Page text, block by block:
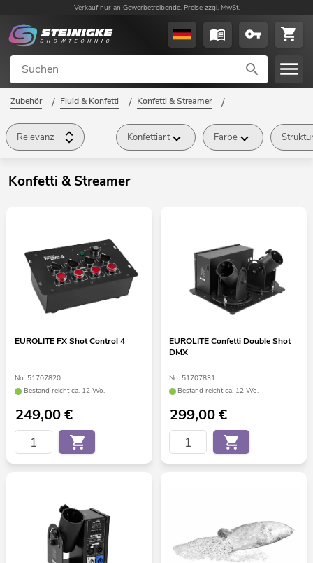
Verkauf nur an Gewerbetreibende. Preise zzgl. MwSt.
Zubehör / Fluid & Konfetti / Konfetti & Streamer /
Relevanz Konfettiart Farbe
Konfetti & Streamer
EUROLITE FX Shot Control 4
No. 51707820
Bestand reicht ca. 12 Wo.
249,00€
EUROLITE Confetti Double Shot
DMX
No. 51707831
Bestand reicht ca. 12 Wo.
299,00€